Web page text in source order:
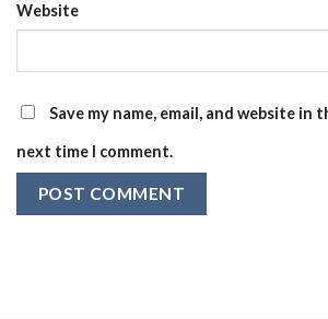
Website
Save my name, email, and website in
next time I comment.